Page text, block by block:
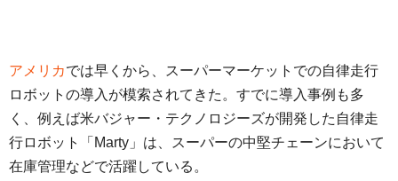
アメリカでは早くから、スーパーマーケットでの自律走行
ロボットの導入が模索されてきた。すでに導入事例も多
く、例えば米バジャー・テクノロジーズが開発した自律走
行ロボット「Marty」は、スーパーの中堅チェーンにおいて
在庫管理などで活躍している。